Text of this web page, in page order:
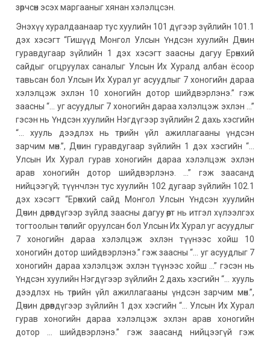
зөрчсөн эсэх маргааныг хянан хэлэлцсэн.
Энэхүү хуралдаанаар тус хуулийн 101 дүгээр зүйлийн 101.1
дэх хэсэгт “Гишүүд Монгол Улсын Үндсэн хуулийн Дөчин
гуравдугаар зүйлийн 1 дэх хэсэгт заасны дагуу Ерөнхий
сайдыг огцруулах саналыг Улсын Их Хуралд албан ёсоор
тавьсан бол Улсын Их Хурал уг асуудлыг 7 хоногийн дараа
хэлэлцэж эхлэн 10 хоногийн дотор шийдвэрлэнэ.” гэж
заасны “… уг асуудлыг 7 хоногийн дараа хэлэлцэж эхлэн …”
гэсэн нь Үндсэн хуулийн Нэгдүгээр зүйлийн 2 дахь хэсгийн
“… хууль дээдлэх нь төрийн үйл ажиллагааны үндсэн
зарчим мөн.”, Дөчин гуравдугаар зүйлийн 1 дэх хэсгийн “…
Улсын Их Хурал гурав хоногийн дараа хэлэлцэж эхлэн
арав хоногийн дотор шийдвэрлэнэ. …” гэж заасанд
нийцээгүй; түүнчлэн тус хуулийн 102 дугаар зүйлийн 102.1
дэх хэсэгт “Ерөнхий сайд Монгол Улсын Үндсэн хуулийн
Дөчин дөрөвдүгээр зүйлд заасны дагуу өөрт нь итгэл хүлээлгэх
тогтоолын төслийг оруулсан бол Улсын Их Хурал уг асуудлыг
7 хоногийн дараа хэлэлцэж эхлэн түүнээс хойш 10
хоногийн дотор шийдвэрлэнэ.” гэж заасны “… уг асуудлыг 7
хоногийн дараа хэлэлцэж эхлэн түүнээс хойш …” гэсэн нь
Үндсэн хуулийн Нэгдүгээр зүйлийн 2 дахь хэсгийн “… хууль
дээдлэх нь төрийн үйл ажиллагааны үндсэн зарчим мөн.”,
Дөчин дөрөвдүгээр зүйлийн 1 дэх хэсгийн “… Улсын Их Хурал
гурав хоногийн дараа хэлэлцэж эхлэн арав хоногийн
дотор … шийдвэрлэнэ.” гэж заасанд нийцээгүй гэж